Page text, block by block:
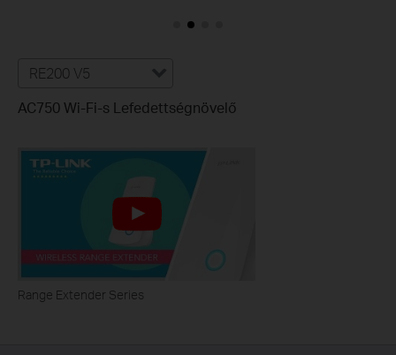
RE200 V5
AC750 Wi-Fi-s Lefedettségnövelő
Range Extender Series